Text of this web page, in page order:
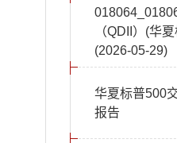
（QDII）(华
(2026-05-29)
华夏标普500
报告